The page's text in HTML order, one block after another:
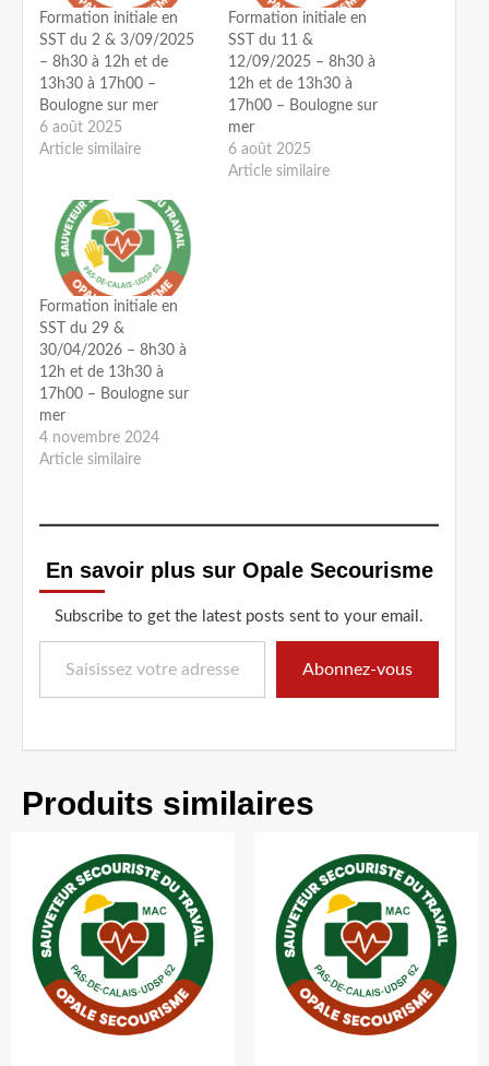
Formation initiale en
SST du 2 & 3/09/2025
– 8h30 à 12h et de
13h30 à 17h00 –
Boulogne sur mer
6 août 2025
Article similaire
Formation initiale en
SST du 11 &
12/09/2025 – 8h30 à
12h et de 13h30 à
17h00 – Boulogne sur
mer
6 août 2025
Article similaire
Formation initiale en
SST du 29 &
30/04/2026 – 8h30 à
12h et de 13h30 à
17h00 – Boulogne sur
mer
4 novembre 2024
Article similaire
En savoir plus sur Opale Secourisme
Subscribe to get the latest posts sent to your email.
Saisissez votre adresse e-mail…
Abonnez-vous
Produits similaires